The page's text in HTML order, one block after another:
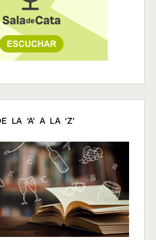
LA ‘A’ A LA ‘Z’